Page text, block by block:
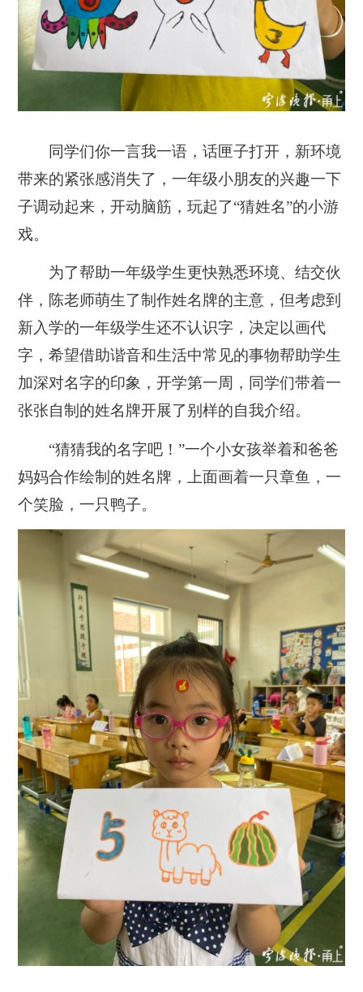
同学们你一言我一语，话匣子打开，新环境
带来的紧张感消失了，一年级小朋友的兴趣一下
子调动起来，开动脑筋，玩起了“猜姓名”的小游
戏。
为了帮助一年级学生更快熟悉环境、结交伙
伴，陈老师萌生了制作姓名牌的主意，但考虑到
新入学的一年级学生还不认识字，决定以画代
字，希望借助谐音和生活中常见的事物帮助学生
加深对名字的印象，开学第一周，同学们带着一
张张自制的姓名牌开展了别样的自我介绍。
“猜猜我的名字吧！”一个小女孩举着和爸爸
妈妈合作绘制的姓名牌，上面画着一只章鱼，一
个笑脸，一只鸭子。